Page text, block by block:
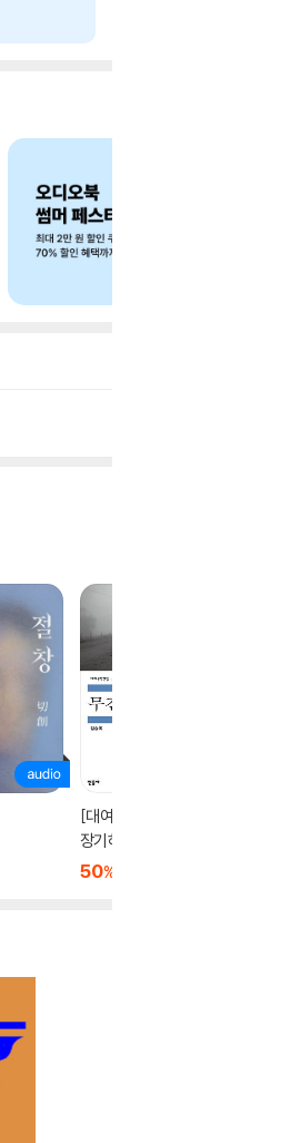
[대여] 무진기행 (가수
장기하 낭독)
50%